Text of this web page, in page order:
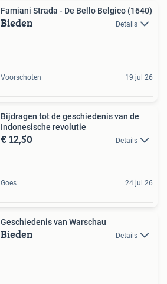
Famiani Strada - De Bello Belgico (1640)
Bieden Details
Voorschoten 19 jul 26
Bijdragen tot de geschiedenis van de
Indonesische revolutie
€ 12,50 Details
Goes 24 jul 26
Geschiedenis van Warschau
Bieden Details